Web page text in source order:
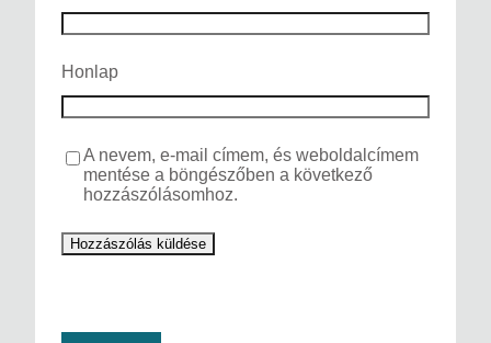
Honlap
A nevem, e-mail címem, és weboldalcímem
mentése a böngészőben a következő
hozzászólásomhoz.